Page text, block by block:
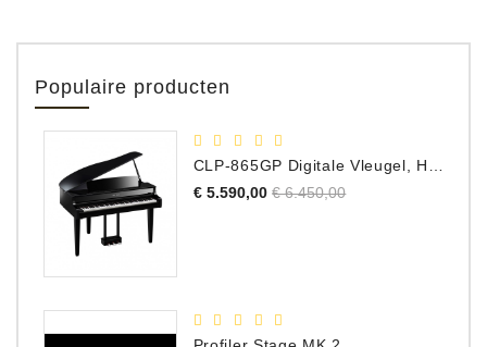
Populaire producten
€ 5.590,00 Normale
€ 6.450,00Prijs